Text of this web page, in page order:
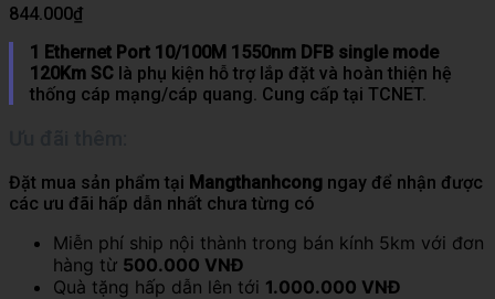
844.000₫
1 Ethernet Port 10/100M 1550nm DFB single mode
120Km SC là phụ kiện hỗ trợ lắp đặt và hoàn thiện hệ
thống cáp mạng/cáp quang. Cung cấp tại TCNET.
Đặt mua sản phẩm tại Mangthanhcong ngay để nhận được
các ưu đãi hấp dẫn nhất chưa từng có
Miễn phí ship nội thành trong bán kính 5km với đơn
hàng từ 500.000 VNĐ
Quà tặng hấp dẫn lên tới 1.000.000 VNĐ